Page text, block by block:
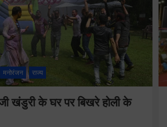
मनोरंजन राज्य
खंडुरी के घर पर बिखरे होली के